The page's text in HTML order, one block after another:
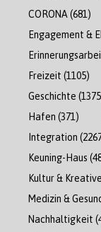
CORONA (681)
Engagement &
Freizeit (1105)
Geschichte
Hafen (371)
Integration
Keuning-Haus
Kultur &
Medizin &
Nachhaltigkeit